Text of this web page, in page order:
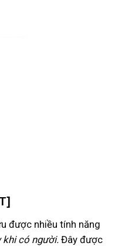
được nhiều tính năng
khi có người. Đây được